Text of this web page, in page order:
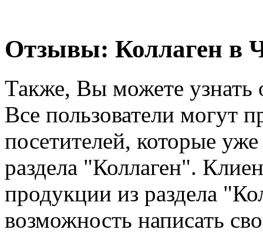
Отзывы: Коллаген в
Также, Вы можете узнать
Все пользователи могут
посетителей, которые
раздела "Коллаген".
продукции из раздела
возможность написать